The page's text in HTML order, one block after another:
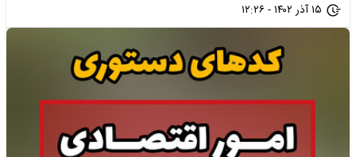
۱۵ آذر ۱۴۰۲ - ۱۲:۲۶